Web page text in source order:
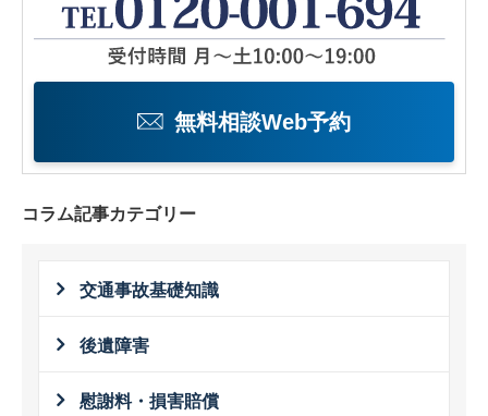
無料相談Web予約
コラム記事カテゴリー
交通事故基礎知識
後遺障害
慰謝料・損害賠償